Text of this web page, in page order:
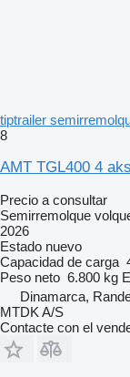
tiptrailer
8
AMT TGL400 4
Precio a consultar
Semirremolque
2026
Estado nuevo
Capacidad de carga
Peso neto 6.800 kg
Dinamarca,
MTDK A/S
Contacte con el